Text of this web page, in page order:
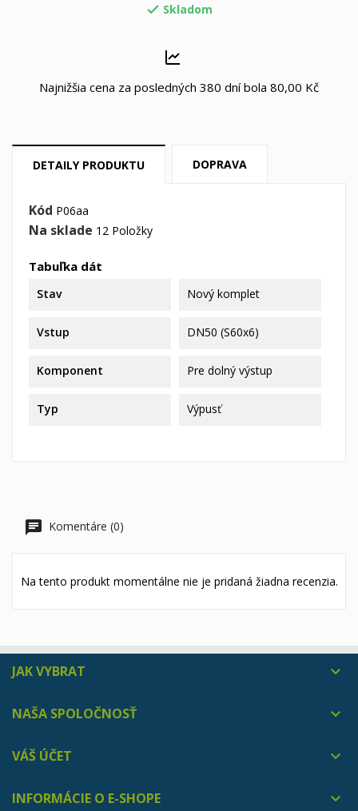
 Skladom
Najnižšia cena za posledných 380 dní bola 80,00 Kč
DETAILY PRODUKTU DOPRAVA
Kód P06aa
Na sklade 12 Položky
Tabuľka dát
Stav Nový komplet
Vstup DN50 (S60x6)
Komponent Pre dolný výstup
Typ Výpusť
Komentáre (0)
Na tento produkt momentálne nie je pridaná žiadna recenzia.
JAK VYBRAT 
NAŠA SPOLOČNOSŤ 
VÁŠ ÚČET 
INFORMÁCIE O E-SHOPE 